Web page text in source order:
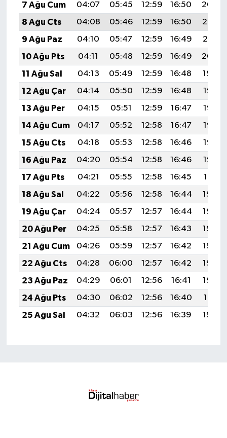
7 Ağu Cum
04:07 05:45 12:59 16:50
20:04
8 Ağu Cts
04:08 05:46 12:59 16:50
20:02
9 Ağu Paz
04:10 05:47 12:59 16:49
20:01
10 Ağu Pts
04:11 05:48 12:59 16:49
20:00
11 Ağu Sal
04:13 05:49 12:59 16:48
19:59
12 Ağu Çar
04:14 05:50 12:59 16:48
19:57
13 Ağu Per
04:15 05:51 12:59 16:47
19:56
14 Ağu Cum
04:17 05:52 12:58 16:47
19:55
15 Ağu Cts
04:18 05:53 12:58 16:46
19:53
16 Ağu Paz
04:20 05:54 12:58 16:46
19:52
17 Ağu Pts
04:21 05:55 12:58 16:45
19:51
18 Ağu Sal
04:22 05:56 12:58 16:44
19:49
19 Ağu Çar
04:24 05:57 12:57 16:44
19:48
20 Ağu Per
04:25 05:58 12:57 16:43
19:46
21 Ağu Cum
04:26 05:59 12:57 16:42
19:45
22 Ağu Cts
04:28 06:00 12:57 16:42
19:44
23 Ağu Paz
04:29 06:01 12:56 16:41
19:42
24 Ağu Pts
04:30 06:02 12:56 16:40
19:41
25 Ağu Sal
04:32 06:03 12:56 16:39 19:39